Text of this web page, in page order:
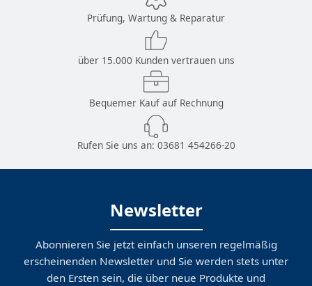
Prüfung, Wartung & Reparatur
über 15.000 Kunden vertrauen uns
Bequemer Kauf auf Rechnung
Rufen Sie uns an: 03681 454266-20
Newsletter
Abonnieren Sie jetzt einfach unseren regelmäßig
erscheinenden Newsletter und Sie werden stets unter
den Ersten sein, die über neue Produkte und